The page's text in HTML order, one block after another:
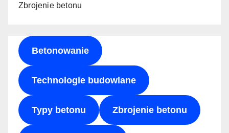
Zbrojenie betonu
Betonowanie
Technologie budowlane
Typy betonu Zbrojenie betonu